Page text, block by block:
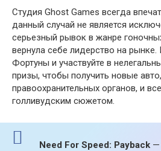
Студия Ghost Games всегда
данный случай не является
серьезный рывок в жанре
вернула себе лидерство на
Фортуны и участвуйте в
призы, чтобы получить новые
правоохранительных органов, и
голливудским сюжетом.
Need For Speed: Payback —